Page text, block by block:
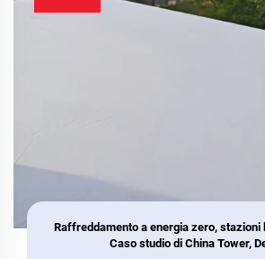
Raffreddamento a energia zero, stazioni
Caso studio di China Tower,